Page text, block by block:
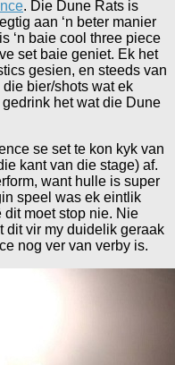
. Die Dune Rats is
aan ‘n beter manier
‘n baie cool three piece
set baie geniet. Ek het
gesien, en steeds van
bier/shots wat ek
het wat die Dune
se set te kon kyk van
kant van die stage) af.
want hulle is super
speel was ek eintlik
dit moet stop nie. Nie
dit vir my duidelik geraak
nog ver van verby is.